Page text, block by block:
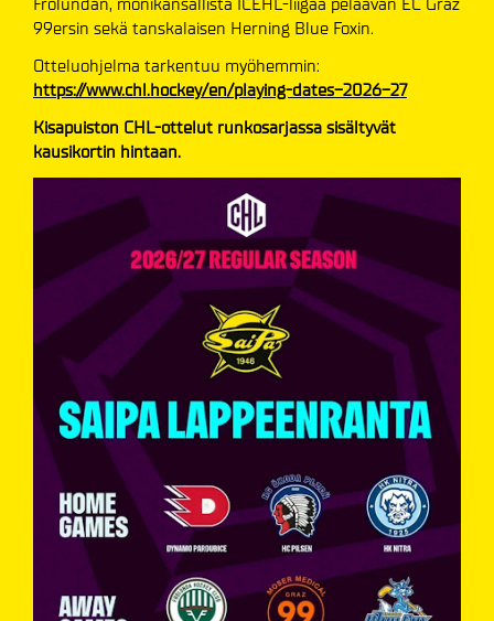
99ersin sekä tanskalaisen Herning Blue Foxin.
Otteluohjelma tarkentuu myöhemmin:
https://www.chl.hockey/en/playing-dates-2026-27
Kisapuiston CHL-ottelut runkosarjassa sisältyvät
kausikortin hintaan.